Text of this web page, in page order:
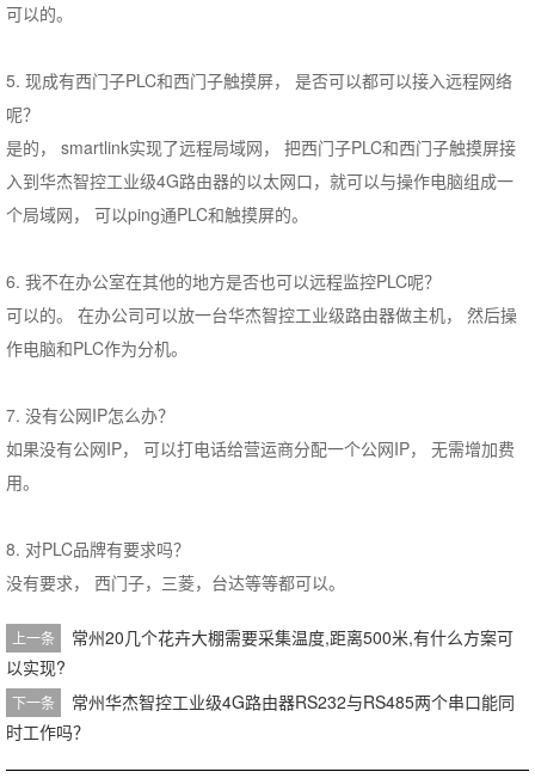
可以的。
5. 现成有西门子PLC和西门子触摸屏， 是否可以都可以接入远程网络
呢？
是的， smartlink实现了远程局域网， 把西门子PLC和西门子触摸屏接
入到华杰智控工业级4G路由器的以太网口，就可以与操作电脑组成一
个局域网， 可以ping通PLC和触摸屏的。
6. 我不在办公室在其他的地方是否也可以远程监控PLC呢？
可以的。 在办公司可以放一台华杰智控工业级路由器做主机， 然后操
作电脑和PLC作为分机。
7. 没有公网IP怎么办？
如果没有公网IP， 可以打电话给营运商分配一个公网IP， 无需增加费
用。
8. 对PLC品牌有要求吗？
没有要求， 西门子，三菱，台达等等都可以。
上一条
常州20几个花卉大棚需要采集温度,距离500米,有什么方案可
以实现?
下一条
常州华杰智控工业级4G路由器RS232与RS485两个串口能同
时工作吗？